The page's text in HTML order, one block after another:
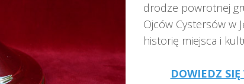
drodze powrotnej
Ojców Cystersów w
historię miejsca i
DOWIEDZ